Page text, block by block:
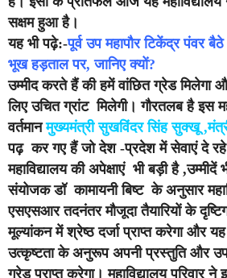
सक्षम हुआ है।
यह भी पढ़े:-पूर्व उप महापौर टिकेंद्र पंवर
भूख हड़ताल पर, जानिए क्यों?
उम्मीद करते हैं की हमें वांछित ग्रेड मिलेगा
लिए उचित ग्रांट मिलेगी। गौरतलब है इस
वर्तमानमुख्यमंत्री सुखविंदर सिंह सुक्खू
पढ़ कर गए हैं जो देश -प्रदेश में सेवाएं दे रहे
महाविद्यालय की अपेक्षाएं भी बड़ी है
संयोजक डॉ कामायनी बिष्ट के अनुसार
एसएसआर तदनंतर मौजूदा तैयारियों के
मूल्यांकन में श्रेष्ठ दर्जा प्राप्त करेगा और यह
उत्कृष्टता के अनुरूप अपनी प्रस्तुति और
ग्रेड प्राप्त करेगा। महाविद्यालय परिवार